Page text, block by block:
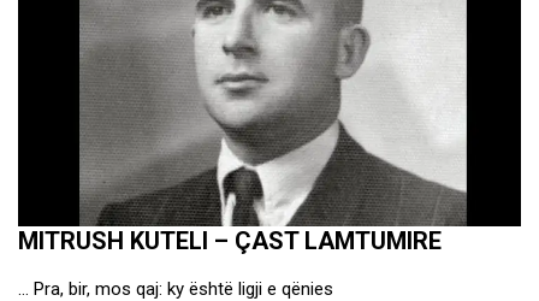
MITRUSH KUTELI – ÇAST LAMTUMIRE
… Pra, bir, mos qaj: ky është ligji e qënies